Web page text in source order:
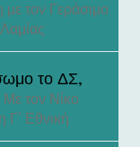
τον Γεράσιμο
το ΔΣ,
Με τον Νίκο
Γ’ Εθνική